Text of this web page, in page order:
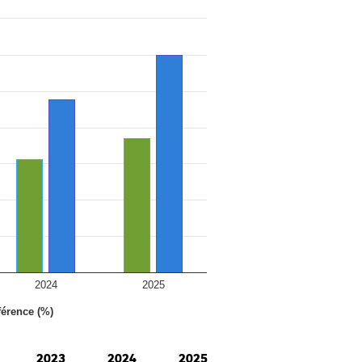
(%)
2024 2025
2023 2024 2025